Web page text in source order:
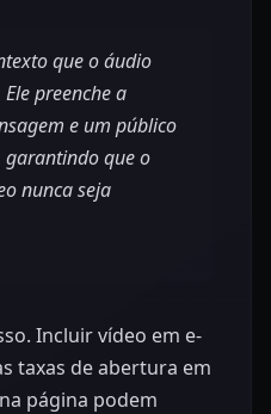
que o áudio
preenche a
e um público
garantindo que o
nunca seja
Incluir vídeo em e-
taxas de abertura em
página podem